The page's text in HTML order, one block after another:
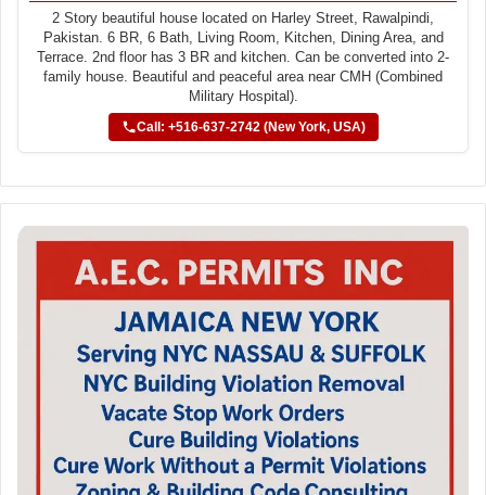
2 Story beautiful house located on Harley Street, Rawalpindi,
Pakistan. 6 BR, 6 Bath, Living Room, Kitchen, Dining Area, and
Terrace. 2nd floor has 3 BR and kitchen. Can be converted into 2-
family house. Beautiful and peaceful area near CMH (Combined
Military Hospital).
Call: +516-637-2742 (New York, USA)